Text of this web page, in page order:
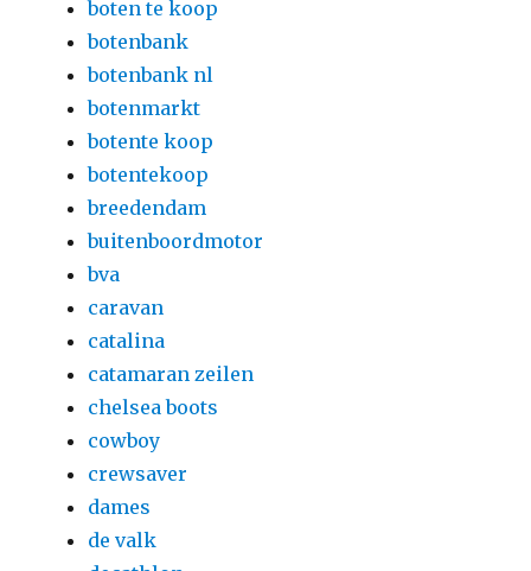
boten te koop
botenbank
botenbank nl
botenmarkt
botente koop
botentekoop
breedendam
buitenboordmotor
bva
caravan
catalina
catamaran zeilen
chelsea boots
cowboy
crewsaver
dames
de valk